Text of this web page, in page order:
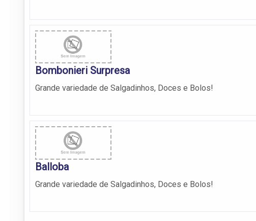
Bombonieri Surpresa
Grande variedade de Salgadinhos, Doces e Bolos!
Balloba
Grande variedade de Salgadinhos, Doces e Bolos!